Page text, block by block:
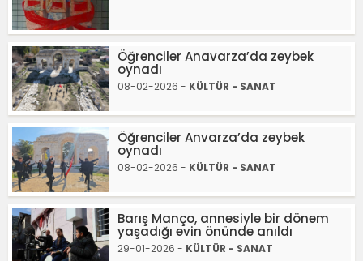
Öğrenciler Anavarza’da zeybek
oynadı
08-02-2026 - KÜLTÜR - SANAT
Öğrenciler Anvarza’da zeybek
oynadı
08-02-2026 - KÜLTÜR - SANAT
Barış Manço, annesiyle bir dönem
yaşadığı evin önünde anıldı
29-01-2026 - KÜLTÜR - SANAT